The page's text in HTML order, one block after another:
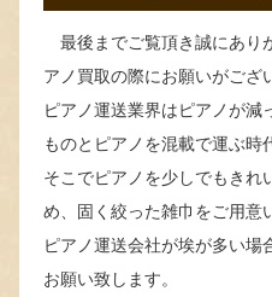
最後までご覧頂き誠にあり
アノ買取の際にお願いがござ
ピアノ運送業界はピアノが減
ものとピアノを混載で運ぶ時
そこでピアノを少しでもきれ
め、固く絞った雑巾をご用意
ピアノ運送会社が埃が多い場
お願い致します。